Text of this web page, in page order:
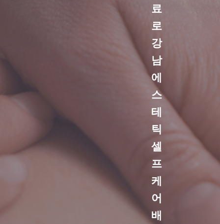
료
로
강
남
에
스
테
틱
셀
프
케
어
배